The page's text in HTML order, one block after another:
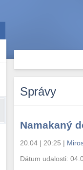
Správy
Namakaný
20.04 | 20:25 |
Dátum udalosti: